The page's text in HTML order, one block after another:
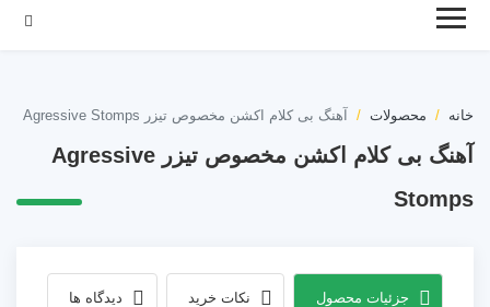
خانه محصولات آهنگ بی کلام اکشن مخصوص تیزر Agressive Stomps
آهنگ بی کلام اکشن مخصوص تیزر Agressive
Stomps
جزئیات محصول نکات خرید دیدگاه ها